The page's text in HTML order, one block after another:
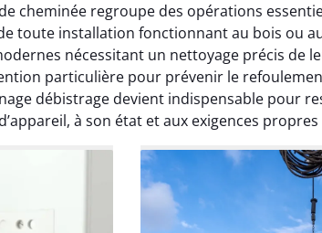
cheminée regroupe des opérations
toute installation fonctionnant au bois ou
nécessitant un nettoyage précis de
particulière pour prévenir le
débistrage devient indispensable pour
à son état et aux exigences